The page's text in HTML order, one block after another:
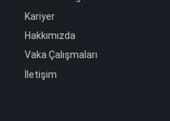
Kariyer
Hakkımızda
Vaka Çalışmaları
İletişim